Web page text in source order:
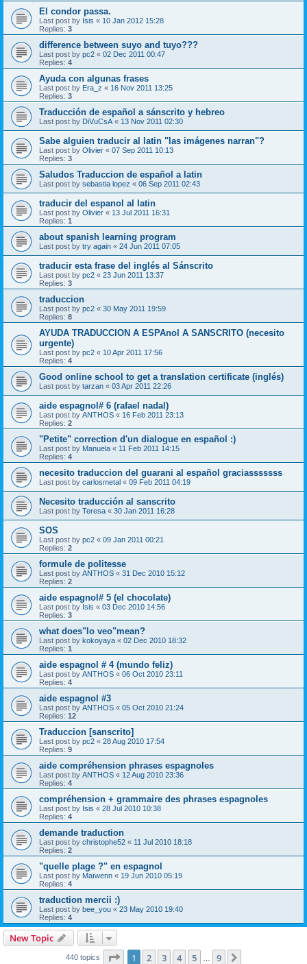
El condor passa.
Last post by Isis « 10 Jan 2012 15:28
Replies: 3
difference between suyo and tuyo???
Last post by pc2 « 02 Dec 2011 00:47
Replies: 4
Ayuda con algunas frases
Last post by Era_z « 16 Nov 2011 13:25
Replies: 3
Traducción de español a sánscrito y hebreo
Last post by DiVuCsA« 13 Nov 2011 02:30
Sabe alguien traducir al latin "las imágenes narran"?
Last post by Olivier « 07 Sep 2011 10:13
Replies: 3
Saludos Traduccion de español a latin
Last post by sebastia lopez « 06 Sep 2011 02:43
traducir del espanol al latin
Last post by Olivier « 13 Jul 2011 16:31
Replies: 1
about spanish learning program
Last post by try again « 24 Jun 2011 07:05
traducir esta frase del inglés al Sánscrito
Last post by pc2 « 23 Jun 2011 13:37
Replies: 3
traduccion
Last post by pc2 « 30 May 2011 19:59
Replies: 8
AYUDA TRADUCCION A ESPAnol A SANSCRITO (necesito
urgente)
Last post by pc2 « 10 Apr 2011 17:56
Replies: 4
Good online school to get a translation certificate (inglés)
Last post by tarzan « 03 Apr 2011 22:26
aide espagnol# 6 (rafael nadal)
Last post by ANTHOS « 16 Feb 2011 23:13
Replies: 2
"Petite" correction d'un dialogue en español :)
Last post by Manuela « 11 Feb 2011 14:15
Replies: 4
necesito traduccion del guarani al español graciasssssss
Last post by carlosmetal « 09 Feb 2011 04:19
Necesito traducción al sanscrito
Last post by Teresa « 30 Jan 2011 16:28
SOS
Last post by pc2 « 09 Jan 2011 00:21
Replies: 2
formule de politesse
Last post by ANTHOS « 31 Dec 2010 15:12
Replies: 2
aide espagnol# 5 (el chocolate)
Last post by Isis « 03 Dec 2010 14:56
Replies: 3
what does"lo veo"mean?
Last post by kokoyaya « 02 Dec 2010 18:32
Replies: 1
aide espagnol # 4 (mundo feliz)
Last post by ANTHOS « 06 Oct 2010 23:11
Replies: 4
aide espagnol #3
Last post by ANTHOS « 05 Oct 2010 21:24
Replies: 12
Traduccion [sanscrito]
Last post by pc2 « 28 Aug 2010 17:54
Replies: 9
aide compréhension phrases espagnoles
Last post by ANTHOS « 12 Aug 2010 23:36
Replies: 4
compréhension + grammaire des phrases espagnoles
Last post by Isis « 28 Jul 2010 10:38
Replies: 4
demande traduction
Last post by christophe52 « 11 Jul 2010 18:18
Replies: 2
"quelle plage ?" en espagnol
Last post by Maïwenn « 19 Jun 2010 05:19
Replies: 4
traduction mercii :)
Last post by bee_you « 23 May 2010 19:40
Replies: 4
New Topic
440 topics Page 1of 9
1 2 3 4 5 … 9